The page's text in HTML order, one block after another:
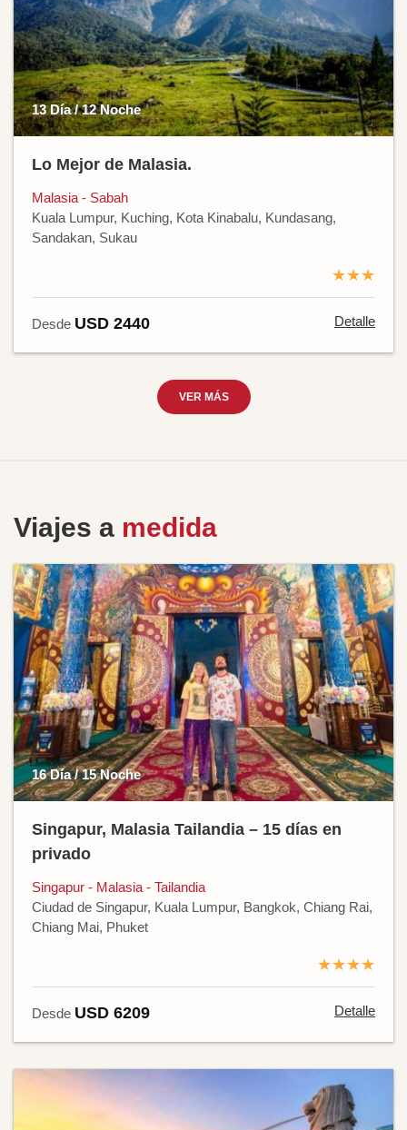
13 Día / 12 Noche
Lo Mejor de Malasia.
Malasia - Sabah
Kuala Lumpur, Kuching, Kota Kinabalu, Kundasang,
Sandakan, Sukau
★★★
Desde USD 2440 Detalle
VER MÁS
Viajes a medida
16 Día / 15 Noche
Singapur, Malasia Tailandia – 15 días en
privado
Singapur - Malasia - Tailandia
Ciudad de Singapur, Kuala Lumpur, Bangkok, Chiang Rai,
Chiang Mai, Phuket
★★★★
Desde USD 6209 Detalle